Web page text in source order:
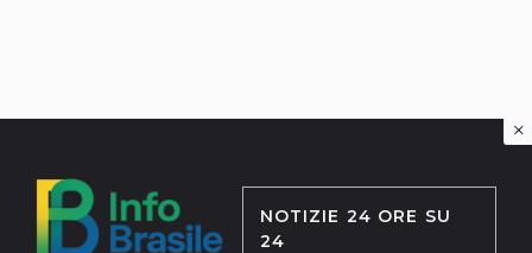
contenuto
NOTIZIE 24 ORE SU
24
×